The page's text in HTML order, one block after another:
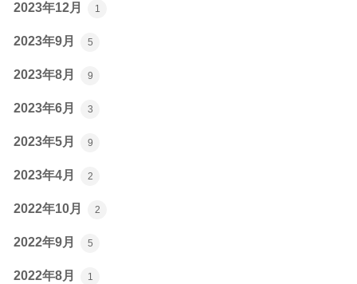
2023年12月 1
2023年9月 5
2023年8月 9
2023年6月 3
2023年5月 9
2023年4月 2
2022年10月 2
2022年9月 5
2022年8月 1